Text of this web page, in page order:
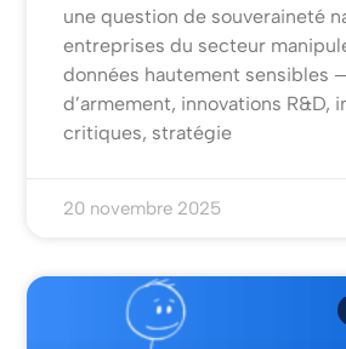
une question de souveraineté
entreprises du secteur
données hautement sensibles
d’armement, innovations R&D,
critiques, stratégie
20 novembre 2025